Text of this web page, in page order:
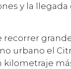
y la
urbano el
kilometraje